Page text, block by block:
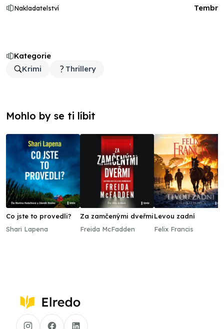
Kategorie
Krimi
Thrillery
Nakladatelství Tembr
Mohlo by se ti líbit
Co jste to provedli?
Shari Lapena
Za zamčenými dveřmi
Freida McFadden
Levou zadní
Felix Francis